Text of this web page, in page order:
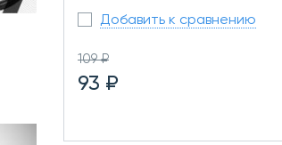
Добавить к сравнению
109 ₽
93 ₽